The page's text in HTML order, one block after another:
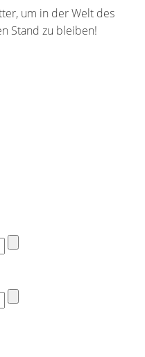
um in der Welt des
Stand zu bleiben!